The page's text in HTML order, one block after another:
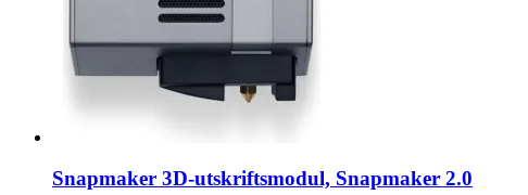
Snapmaker 3D-​utskriftsmodul, Snapmaker 2.0